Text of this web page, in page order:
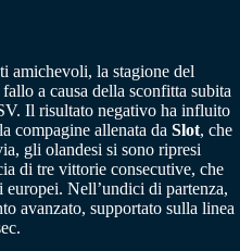
amichevoli, la stagione del
a causa della sconfitta subita
Il risultato negativo ha influito
compagine allenata da Slot, che
gli olandesi si sono ripresi
di tre vittorie consecutive, che
europei. Nell’undici di partenza,
avanzato, supportato sulla linea